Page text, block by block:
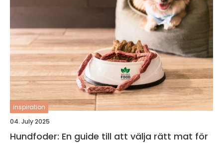
inspiration
04. July 2025
Hundfoder: En guide till att välja rätt mat för